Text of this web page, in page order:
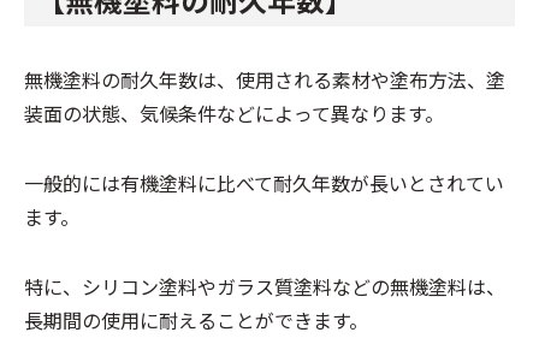
無機塗料の耐久年数は、使用される素材や塗布方法、塗
装面の状態、気候条件などによって異なります。
一般的には有機塗料に比べて耐久年数が長いとされてい
ます。
特に、シリコン塗料やガラス質塗料などの無機塗料は、
長期間の使用に耐えることができます。